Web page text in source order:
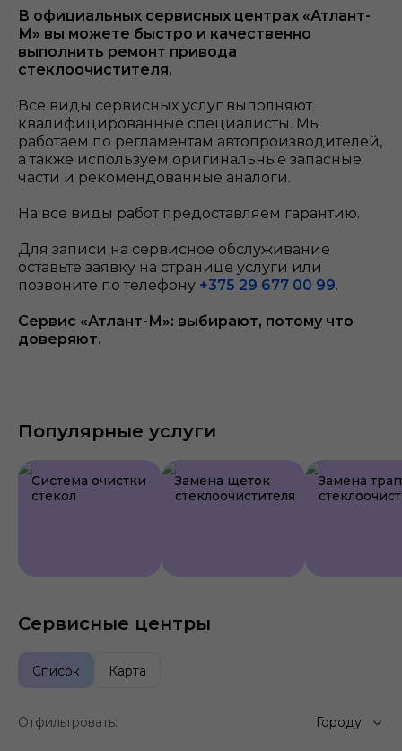
В официальных сервисных центрах «Атлант-
М» вы можете быстро и качественно
выполнить ремонт привода
стеклоочистителя.
Все виды сервисных услуг выполняют
квалифицированные специалисты. Мы
работаем по регламентам автопроизводителей,
а также используем оригинальные запасные
части и рекомендованные аналоги.
На все виды работ предоставляем гарантию.
Для записи на сервисное обслуживание
оставьте заявку на странице услуги или
позвоните по телефону +375 29 677 00 99.
Сервис «Атлант-М»: выбирают, потому что
доверяют.
Популярные услуги
Система очистки
стекол
Замена щеток
стеклоочистителя
Замена
Сервисные центры
Список Карта
Отфильтровать: Городу